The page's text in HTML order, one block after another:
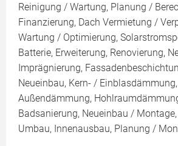
Reinigung / Wartung, Planung /
Finanzierung, Dach Vermietung /
Wartung / Optimierung,
Batterie, Erweiterung, Renovierung,
Imprägnierung,
Neueinbau, Kern- /
Außendämmung,
Badsanierung, Neueinbau /
Umbau, Innenausbau, Planung /